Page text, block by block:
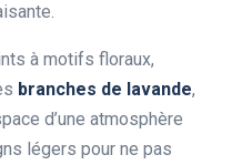
à motifs floraux,
branches de lavande,
d’une atmosphère
légers pour ne pas